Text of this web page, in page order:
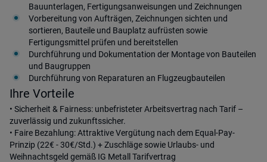
Bauunterlagen, Fertigungsanweisungen und Zeichnungen
Vorbereitung von Aufträgen, Zeichnungen sichten und
sortieren, Bauteile und Bauplatz aufrüsten sowie
Fertigungsmittel prüfen und bereitstellen
Durchführung und Dokumentation der Montage von Bauteilen
und Baugruppen
Durchführung von Reparaturen an Flugzeugbauteilen
Ihre Vorteile
• Sicherheit & Fairness: unbefristeter Arbeitsvertrag nach Tarif –
zuverlässig und zukunftssicher.
• Faire Bezahlung: Attraktive Vergütung nach dem Equal-Pay-
Prinzip (22€ - 30€/Std.) + Zuschläge sowie Urlaubs- und
Weihnachtsgeld gemäß IG Metall Tarifvertrag